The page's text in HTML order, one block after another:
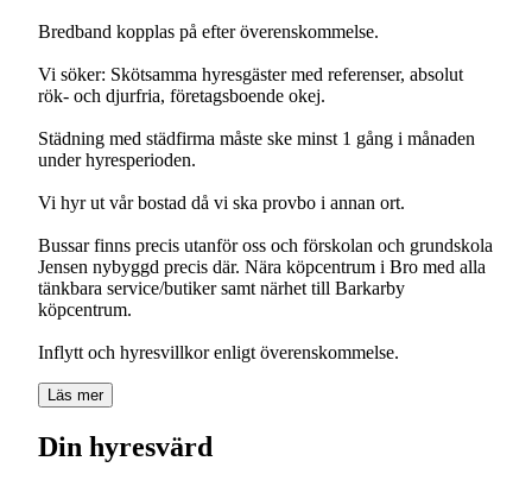
Bredband kopplas på efter överenskommelse.
Vi söker: Skötsamma hyresgäster med referenser, absolut
rök- och djurfria, företagsboende okej.
Städning med städfirma måste ske minst 1 gång i månaden
under hyresperioden.
Vi hyr ut vår bostad då vi ska provbo i annan ort.
Bussar finns precis utanför oss och förskolan och grundskola
Jensen nybyggd precis där. Nära köpcentrum i Bro med alla
tänkbara service/butiker samt närhet till Barkarby
köpcentrum.
Inflytt och hyresvillkor enligt överenskommelse.
Läs mer
Din hyresvärd